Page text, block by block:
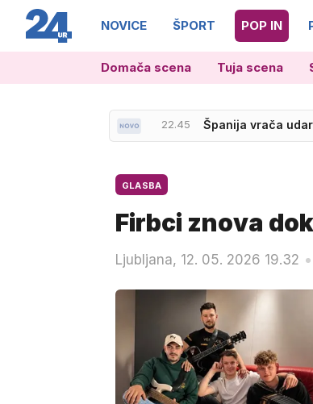
NOVICE ŠPORT POP IN
Domača scena Tuja scena
22.45 Španija vrača
GLASBA
Firbci znova
Ljubljana, 12. 05. 2026 19.32